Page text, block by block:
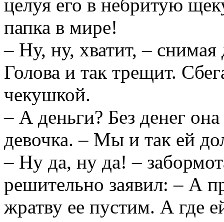
целуя его в небритую
папка в мире!
– Ну, ну, хватит, –
Голова и так трещит.
чекушкой.
– А деньги? Без денег
девочка. – Мы и так ей
– Ну да, ну да! –
решительно заявил: – А
жратву ее пустим. А где